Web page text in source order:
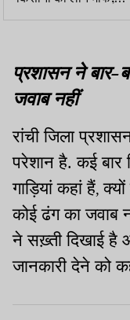
1828.15 करोड़ आवंटित
प्रशासन ने बार-
जवाब नहीं
रांची जिला
परेशान है. कई बार
गाड़ियां कहां हैं,
कोई ढंग का जवाब
ने सख़्ती दिखाई है
जानकारी देने को